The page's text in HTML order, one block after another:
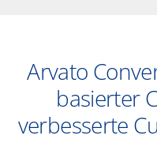
Arvato
basierter
verbesserte